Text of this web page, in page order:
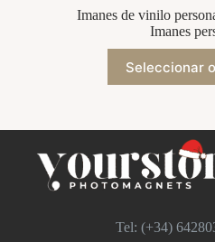
Imanes de vinilo
Imanes
Seleccionar
Las
se
la
Tel: (+34)